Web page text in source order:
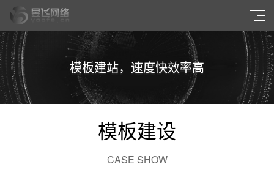
模板建站，速度快效率高
模板建设
CASE SHOW